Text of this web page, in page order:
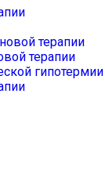
терапии
терапии